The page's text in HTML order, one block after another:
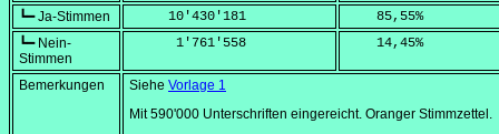
┗━ Ja-Stimmen
     10'430'181
    85,55
%
┗━ Nein-
Stimmen
      1'761'558
    14,45
%
Bemerkungen Siehe Vorlage 1
Mit 590'000 Unterschriften eingereicht. Oranger Stimmzettel.